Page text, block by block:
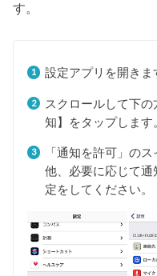
す。
設定アプリを開きま
スクロールして下
知】をタップします
「通知を許可」の
他、必要に応じて
定をしてください。